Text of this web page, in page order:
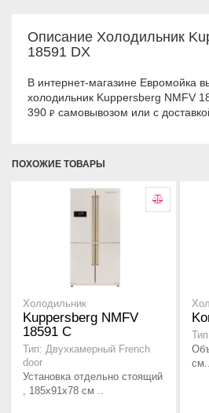
Описание Холодильник
18591 DX
В интернет-магазине Евромойка
холодильник Kuppersberg NMFV
390 ₽ самовывозом или с
ПОХОЖИЕ ТОВАРЫ
Холодильник
Kuppersberg NMFV
18591 C
Тип: Двухкамерный French
door
Установка отдельно стоящий
, 185х91х78 см ..
см..